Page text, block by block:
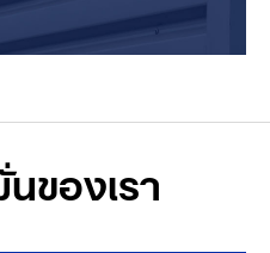
ของเรา